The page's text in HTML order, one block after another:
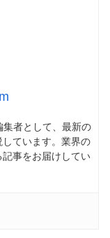
集者として、最新の
しています。業界の
事をお届けしてい